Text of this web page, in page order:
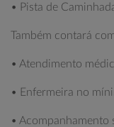
• Pista de
Também contará
• Atendimento
• Enfermeira no
• Acompanhamento